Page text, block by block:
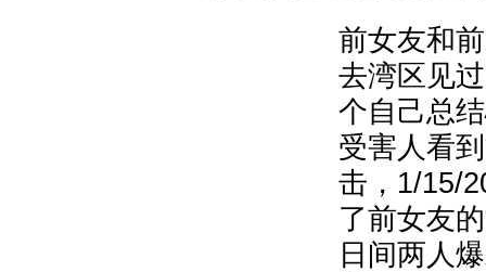
前女友和
去湾区见
个自己总
受害人看
击，1/15/
了前女友
日间两人